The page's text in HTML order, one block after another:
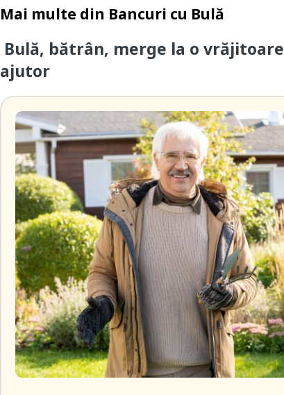
Mai multe din Bancuri cu Bulă
Bulă, bătrân, merge la o
ajutor